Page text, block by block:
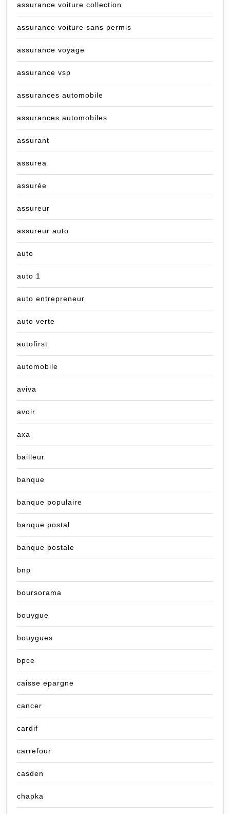
assurance voiture collection
assurance voiture sans permis
assurance voyage
assurance vsp
assurances automobile
assurances automobiles
assurant
assurea
assurée
assureur
assureur auto
auto
auto 1
auto entrepreneur
auto verte
autofirst
automobile
aviva
avoir
axa
bailleur
banque
banque populaire
banque postal
banque postale
bnp
boursorama
bouygue
bouygues
bpce
caisse epargne
cancer
cardif
carrefour
casden
chapka